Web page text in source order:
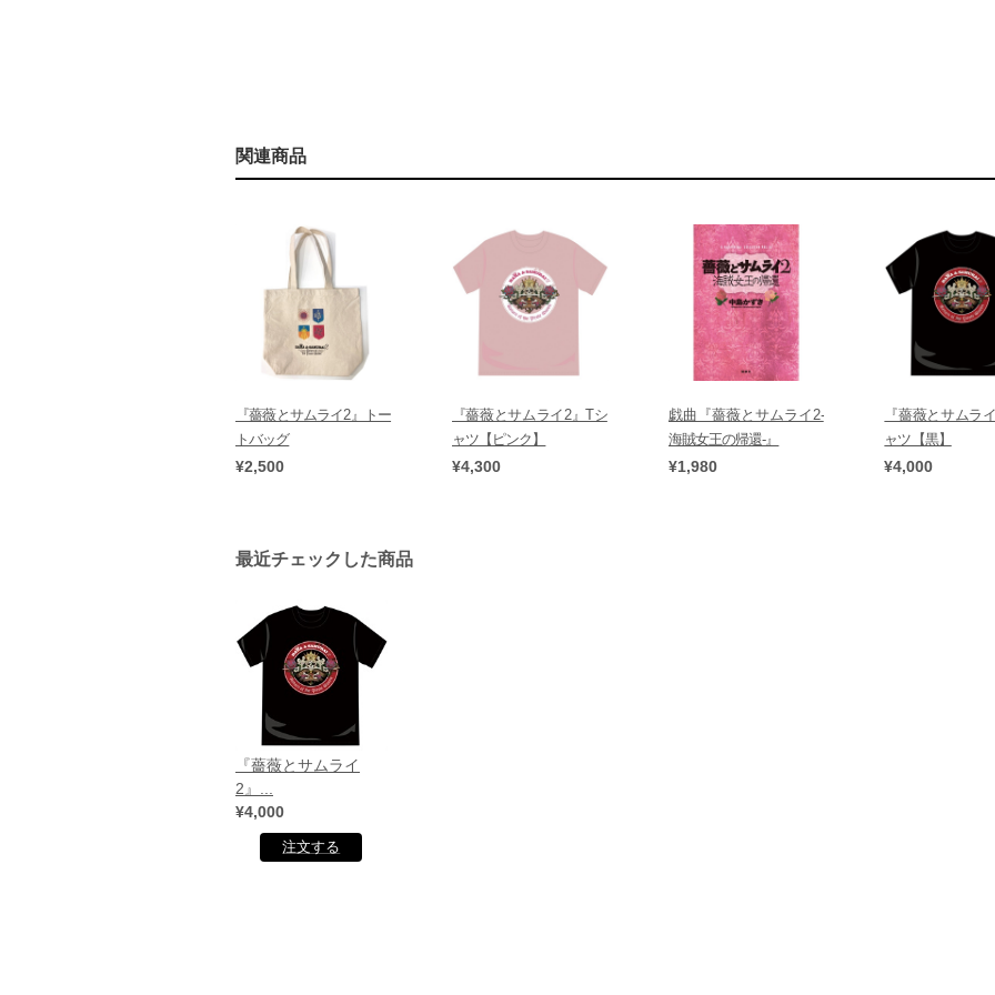
関連商品
『薔薇とサムライ2』トー
トバッグ
¥2,500
『薔薇とサムライ2』Tシ
ャツ【ピンク】
¥4,300
戯曲『薔薇とサムライ2-
海賊女王の帰還-』
¥1,980
『薔薇とサムラ
ャツ【黒】
¥4,000
最近チェックした商品
『薔薇とサムライ
2』...
¥4,000